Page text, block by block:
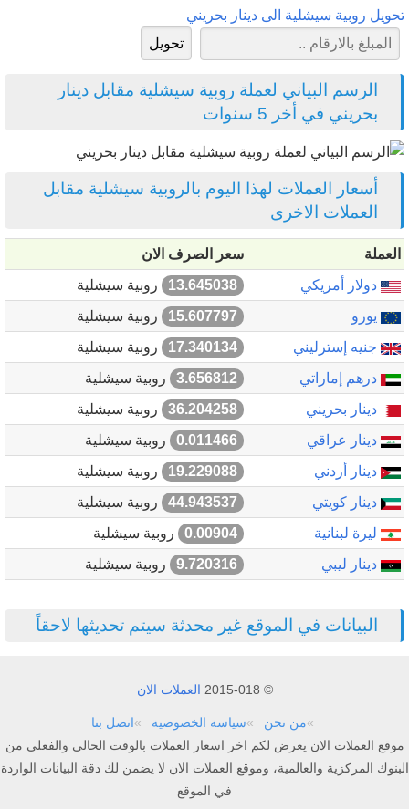
تحويل روبية سيشلية الى دينار بحريني
الرسم البياني لعملة روبية سيشلية مقابل دينار
بحريني في أخر 5 سنوات
أسعار العملات لهذا اليوم بالروبية سيشلية مقابل
العملات الاخرى
العملة
سعر الصرف الان
دولار أمريكي
13.645038
روبية سيشلية
يورو
15.607797
روبية سيشلية
جنيه إسترليني
17.340134
روبية سيشلية
درهم إماراتي
3.656812
روبية سيشلية
دينار بحريني
36.204258
روبية سيشلية
دينار عراقي
0.011466
روبية سيشلية
دينار أردني
19.229088
روبية سيشلية
دينار كويتي
44.943537
روبية سيشلية
ليرة لبنانية
0.00904
روبية سيشلية
دينار ليبي
9.720316 روبية سيشلية
البيانات في الموقع غير محدثة سيتم تحديثها لاحقاً
© 2015-018 العملات الان
من نحن سياسة الخصوصية
اتصل بنا
موقع العملات الان يعرض لكم اخر اسعار العملات بالوقت الحالي والفعلي من
البنوك المركزية والعالمية، وموقع العملات الان لا يضمن لك دقة البيانات الواردة
في الموقع